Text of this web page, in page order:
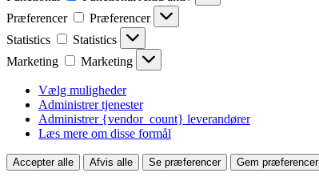
Præferencer
Præferencer
Statistics
Statistics
Marketing
Marketing
Vælg muligheder
Administrer tjenester
Administrer {vendor_count} leverandører
Læs mere om disse formål
Accepter alle Afvis alle Se præferencer Gem præferencer